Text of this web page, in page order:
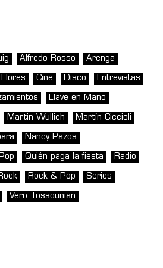
Alfredo Rosso Arenga
Cine Disco Entrevistas
Llave en Mano
Martin Wullich Martín Ciccioli
Nancy Pazos
Pop Quién paga la fiesta Radio
Rock & Pop Series
Vero Tossounian